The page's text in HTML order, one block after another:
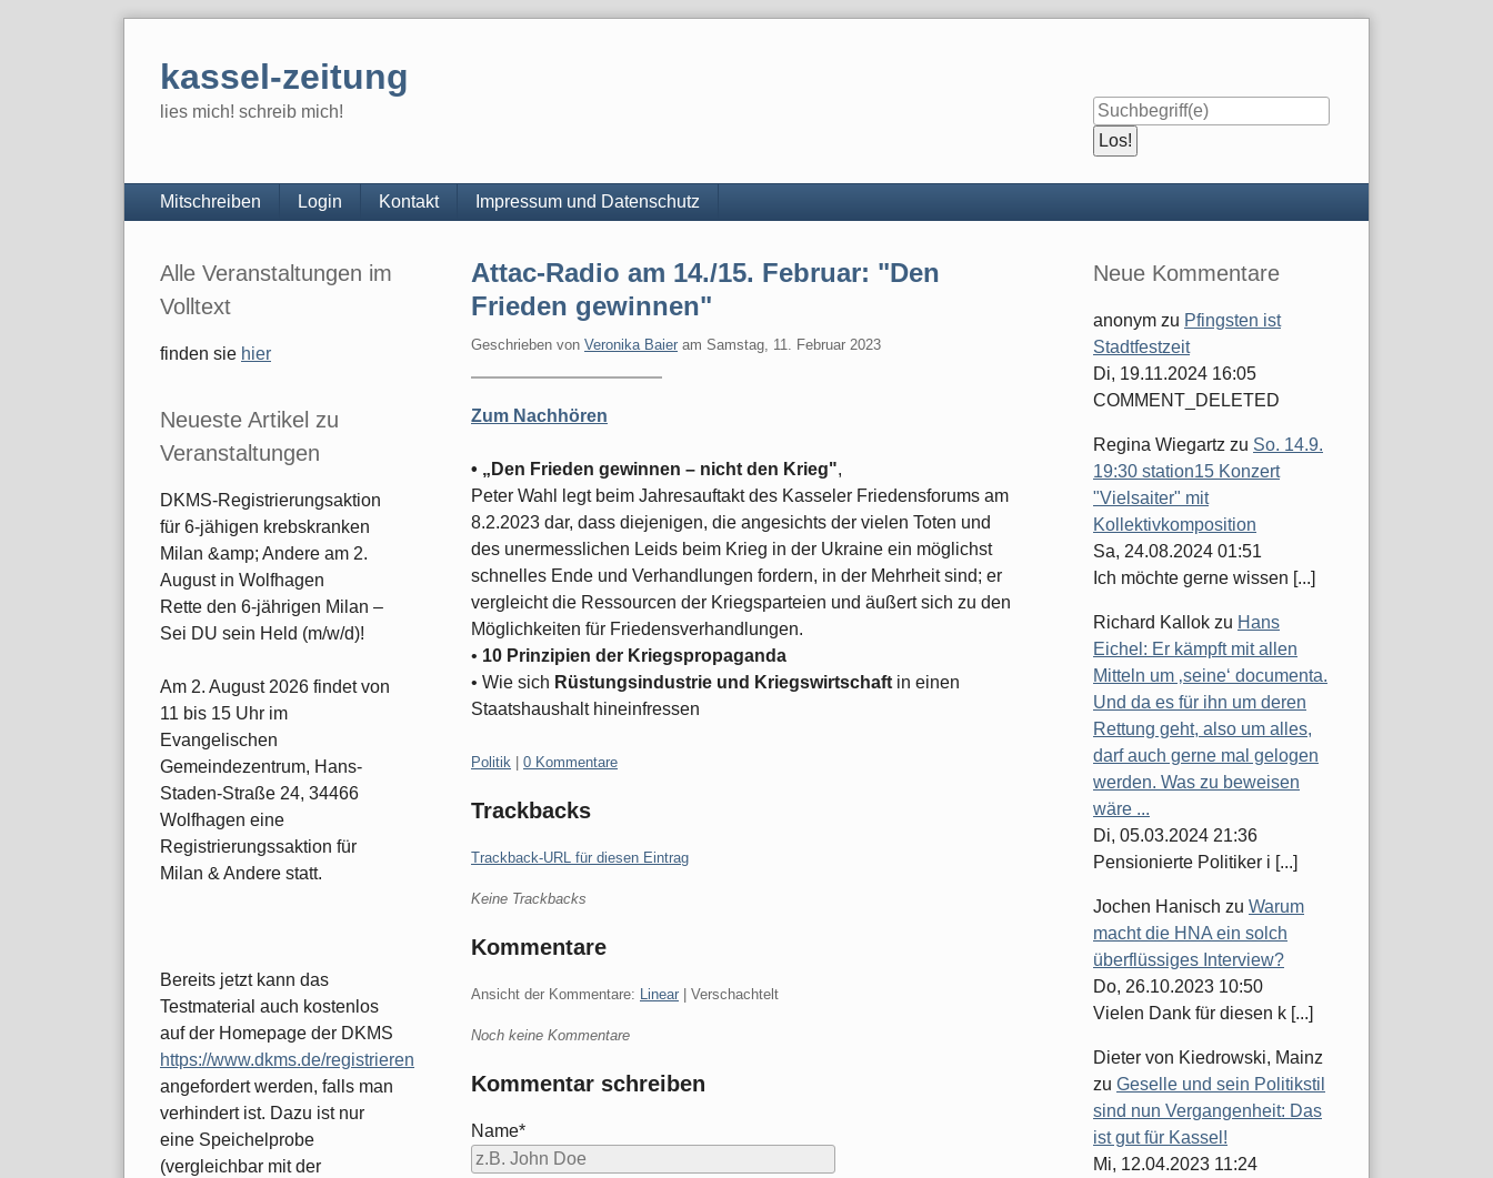
kassel-zeitung
lies mich! schreib mich!
Navigation
Mitschreiben Login Kontakt Impressum und Datenschutz
Attac-Radio am 14./15. Februar: "Den
Frieden gewinnen"
Geschrieben von Veronika Baier am Samstag, 11. Februar 2023
Zum Nachhören
• „Den Frieden gewinnen – nicht den Krieg",
Peter Wahl legt beim Jahresauftakt des Kasseler Friedensforums am
8.2.2023 dar, dass diejenigen, die angesichts der vielen Toten und
des unermesslichen Leids beim Krieg in der Ukraine ein möglichst
schnelles Ende und Verhandlungen fordern, in der Mehrheit sind; er
vergleicht die Ressourcen der Kriegsparteien und äußert sich zu den
Möglichkeiten für Friedensverhandlungen.
• 10 Prinzipien der Kriegspropaganda
• Wie sich Rüstungsindustrie und Kriegswirtschaft in einen
Staatshaushalt hineinfressen
Kategorien:
Politik 0 Kommentare
Trackbacks
Trackback-URL für diesen Eintrag
Keine Trackbacks
Kommentare
Ansicht der Kommentare: Linear | Verschachtelt
Noch keine Kommentare
Kommentar schreiben
Name*
Seitenleiste
Alle Veranstaltungen im
Volltext
finden sie hier
Neueste Artikel zu
Veranstaltungen
DKMS-Registrierungsaktion
für 6-jähigen krebskranken
Milan &amp; Andere am 2.
August in Wolfhagen
Rette den 6-jährigen Milan –
Sei DU sein Held (m/w/d)!
Am 2. August 2026 findet von
11 bis 15 Uhr im
Evangelischen
Gemeindezentrum, Hans-
Staden-Straße 24, 34466
Wolfhagen eine
Registrierungssaktion für
Milan & Andere statt.
Bereits jetzt kann das
Testmaterial auch kostenlos
auf der Homepage der DKMS
https://www.dkms.de/registrieren
angefordert werden, falls man
verhindert ist. Dazu ist nur
eine Speichelprobe
(vergleichbar mit der
Seitenleiste
Neue Kommentare
anonym zu Pfingsten ist
Stadtfestzeit
Di, 19.11.2024 16:05
COMMENT_DELETED
Regina Wiegartz zu So. 14.9.
19:30 station15 Konzert
"Vielsaiter" mit
Kollektivkomposition
Sa, 24.08.2024 01:51
Ich möchte gerne wissen [...]
Richard Kallok zu Hans
Eichel: Er kämpft mit allen
Mitteln um ‚seine‘ documenta.
Und da es für ihn um deren
Rettung geht, also um alles,
darf auch gerne mal gelogen
werden. Was zu beweisen
wäre ...
Di, 05.03.2024 21:36
Pensionierte Politiker i [...]
Jochen Hanisch zu Warum
macht die HNA ein solch
überflüssiges Interview?
Do, 26.10.2023 10:50
Vielen Dank für diesen k [...]
Dieter von Kiedrowski, Mainz
zu Geselle und sein Politikstil
sind nun Vergangenheit: Das
ist gut für Kassel!
Mi, 12.04.2023 11:24